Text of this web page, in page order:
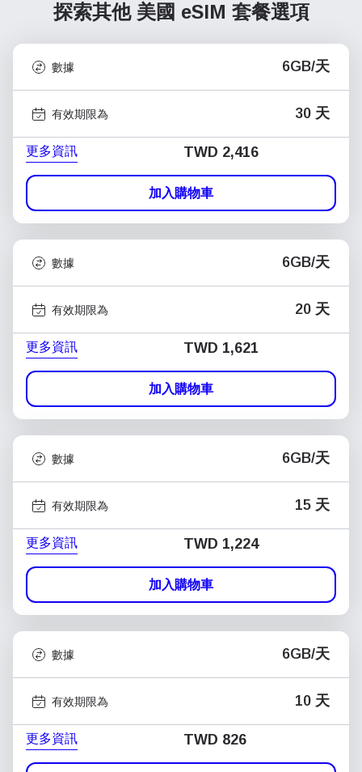
探索其他 美國 eSIM 套餐選項
數據 6GB/天
有效期限為 30 天
更多資訊 TWD 2,416
加入購物車
數據 6GB/天
有效期限為 20 天
更多資訊 TWD 1,621
加入購物車
數據 6GB/天
有效期限為 15 天
更多資訊 TWD 1,224
加入購物車
數據 6GB/天
有效期限為 10 天
更多資訊 TWD 826